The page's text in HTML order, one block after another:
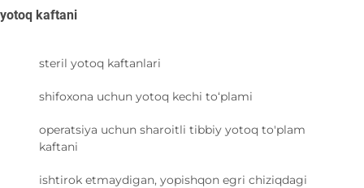
yotoq kaftani
steril yotoq kaftanlari
shifoxona uchun yotoq kechi to‘plami
operatsiya uchun sharoitli tibbiy yotoq to'plam
kaftani
ishtirok etmaydigan, yopishqon egri chiziqdagi